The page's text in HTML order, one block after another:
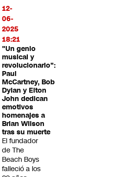
12-
06-
2025
18:21
"Un genio
musical y
revolucionario":
Paul
McCartney, Bob
Dylan y Elton
John dedican
emotivos
homenajes a
Brian Wilson
tras su muerte
El fundador
de The
Beach Boys
falleció a los